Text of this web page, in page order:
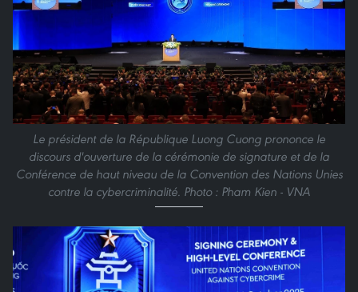
Le président de la République Luong Cuong prononce le
discours d'ouverture de la cérémonie de signature et de la
Conférence de haut niveau de la Convention des Nations Unies
contre la cybercriminalité. Photo : Pham Kien - VNA